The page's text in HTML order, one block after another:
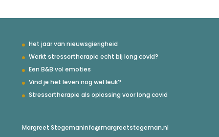
Het jaar van nieuwsgierigheid
Werkt stressortherapie echt bij long covid?
Een B&B vol emoties
Vind je het leven nog wel leuk?
Stressortherapie als oplossing voor long covid
Margreet Stegemaninfo@margreetstegeman.nl